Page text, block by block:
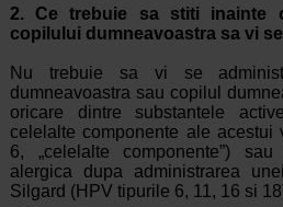
2. Ce trebuie sa stiti inainte
copilului dumneavoastra sa vi
Nu trebuie sa vi se
dumneavoastra sau copilul
oricare dintre substantele
celelalte componente ale acestui
6, „celelalte componente”)
alergica dupa administrarea
Silgard (HPV tipurile 6, 11, 16 si